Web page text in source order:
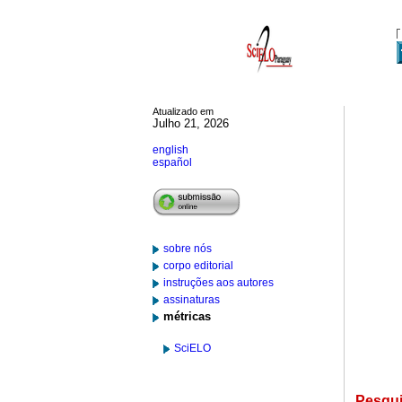
Atualizado em
Julho 21, 2026
english
español
sobre nós
corpo editorial
instruções aos autores
assinaturas
métricas
SciELO